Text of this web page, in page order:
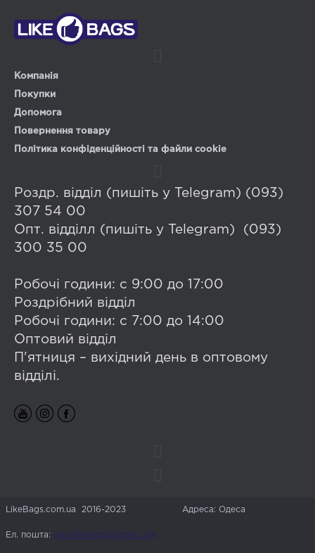
Компанія
Покупки
Допомога
Повернення товару
Політика конфіденційності та файли cookie
Роздр. відділ (пишіть у Telegram) (093)
307 54 00
Опт. відділл (пишіть у Telegram) (093)
300 35 00
Робочі години: с 9:00 до 17:00
Роздрібний відділ
Робочі години: с 7:00 до 14:00
Оптовий відділ
П'ятниця – вихідний день в оптовому
відділі.
LikeBags.com.ua 2016-2023 Адреса: Одеса
Ел. пошта: info.likebags@gmail.com